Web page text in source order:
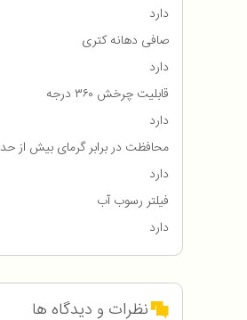
دارد
صافی دهانه کتری
دارد
قابلیت چرخش ۳۶۰ درجه
دارد
محافظت در برابر گرمای بیش از حد
دارد
فیلتر رسوب آب
دارد
نظرات و دیدگاه ها